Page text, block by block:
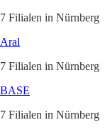
7 Filialen in Nürnberg
Aral
7 Filialen in Nürnberg
BASE
7 Filialen in Nürnberg